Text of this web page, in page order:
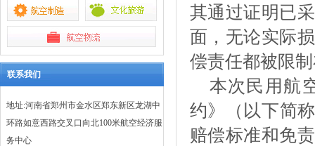
联系我们
地址:河南省郑州市金水区郑东新区龙湖中
环路如意西路交叉口向北100米航空经济服
务中心
其通过证明已
面，无论实际
偿责任都被限
本次民用航
约》（以下简
赔偿标准和免